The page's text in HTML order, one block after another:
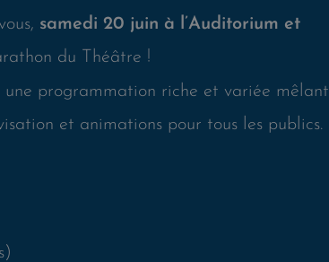
samedi 20 juin à l’Auditorium et
du Théâtre !
une programmation riche et variée mêlant
et animations pour tous les publics.